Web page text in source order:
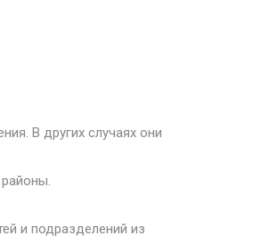
В других случаях они
и подразделений из